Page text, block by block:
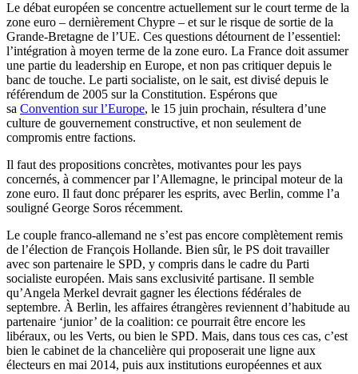
Le débat européen se concentre actuellement sur le court terme de la
zone euro – dernièrement Chypre – et sur le risque de sortie de la
Grande-Bretagne de l’UE. Ces questions détournent de l’essentiel:
l’intégration à moyen terme de la zone euro. La France doit assumer
une partie du leadership en Europe, et non pas critiquer depuis le
banc de touche. Le parti socialiste, on le sait, est divisé depuis le
référendum de 2005 sur la Constitution. Espérons que
sa Convention sur l’Europe, le 15 juin prochain, résultera d’une
culture de gouvernement constructive, et non seulement de
compromis entre factions.
Il faut des propositions concrètes, motivantes pour les pays
concernés, à commencer par l’Allemagne, le principal moteur de la
zone euro. Il faut donc préparer les esprits, avec Berlin, comme l’a
souligné George Soros récemment.
Le couple franco-allemand ne s’est pas encore complètement remis
de l’élection de François Hollande. Bien sûr, le PS doit travailler
avec son partenaire le SPD, y compris dans le cadre du Parti
socialiste européen. Mais sans exclusivité partisane. Il semble
qu’Angela Merkel devrait gagner les élections fédérales de
septembre. À Berlin, les affaires étrangères reviennent d’habitude au
partenaire ‘junior’ de la coalition: ce pourrait être encore les
libéraux, ou les Verts, ou bien le SPD. Mais, dans tous ces cas, c’est
bien le cabinet de la chancelière qui proposerait une ligne aux
électeurs en mai 2014, puis aux institutions européennes et aux